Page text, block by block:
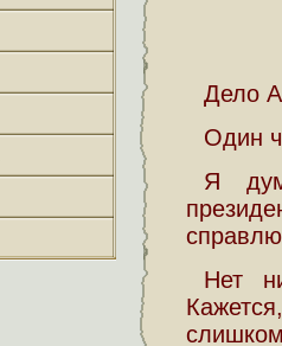
Дело
Один
Я
Нет